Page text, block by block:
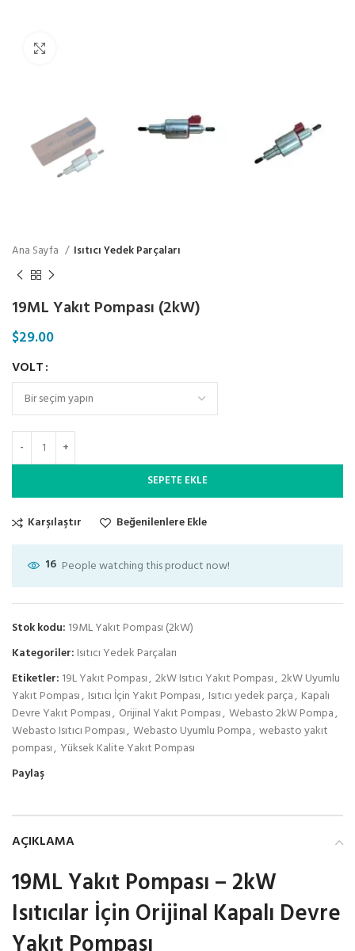
Ana Sayfa Isıtıcı Yedek Parçaları
19ML Yakıt Pompası (2kW)
$29.00
VOLT
SEPETE EKLE
Karşılaştır Beğenilenlere Ekle
16 People watching this product now!
Stok kodu: 19ML Yakıt Pompası (2kW)
Kategoriler: Isıtıcı Yedek Parçaları
Etiketler: 19L Yakıt Pompası, 2kW Isıtıcı Yakıt Pompası, 2kW Uyumlu
Yakıt Pompası, Isıtıcı İçin Yakıt Pompası, Isıtıcı yedek parça, Kapalı
Devre Yakıt Pompası, Orijinal Yakıt Pompası, Webasto 2kW Pompa,
Webasto Isıtıcı Pompası, Webasto Uyumlu Pompa, webasto yakıt
pompası, Yüksek Kalite Yakıt Pompası
Paylaş
AÇIKLAMA
19ML Yakıt Pompası – 2kW
Isıtıcılar İçin Orijinal Kapalı Devre